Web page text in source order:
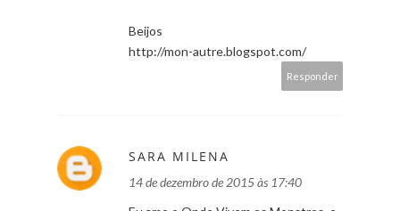
Beijos
http://mon-autre.blogspot.com/
Responder
SARA MILENA
14 de dezembro de 2015 às 17:40